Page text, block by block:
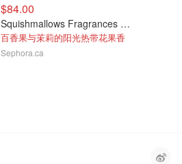
$84.00
Squishmallows Fragrances 热带日落香水 100ml
百香果与茉莉的阳光热带花果香
Sephora.ca